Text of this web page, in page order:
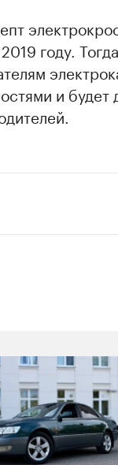
году.
и будет